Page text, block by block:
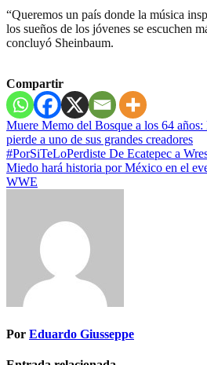
“Queremos un país donde la música
los sueños de los jóvenes se escuchen
concluyó Sheinbaum.
Compartir
Navegación
de
entradas
Muere Memo del Bosque a los 64
pierde a uno de sus grandes creadores
#PorSiTeLoPerdiste De Ecatepec a
Miedo hará historia por México en el
WWE
Por Eduardo Giusseppe